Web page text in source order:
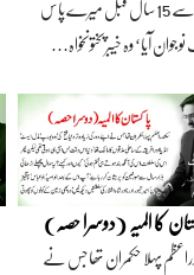
آج سے 15 سال قبل میرے پاس
آیا‘ وہ خیبرپختونخواہ…
کا المیہ (دوسرا حصہ)
پہلا حکمران تھا جس نے